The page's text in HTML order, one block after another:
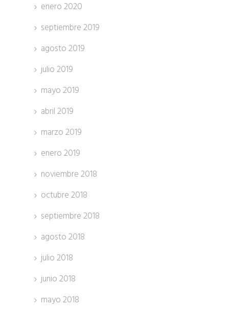
enero 2020
septiembre 2019
agosto 2019
julio 2019
mayo 2019
abril 2019
marzo 2019
enero 2019
noviembre 2018
octubre 2018
septiembre 2018
agosto 2018
julio 2018
junio 2018
mayo 2018